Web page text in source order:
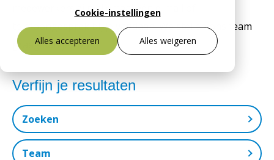
Cookie-instellingen
Alles accepteren Alles weigeren
Bestekservice Stelcon
Downloads
Werken bij
Over Stelcon®
Over Railcon®
Over Divicon®
Medewerkers
Historie
MVO
Veelgestelde vragen
Contact Stelcon®
Contact Railcon®
Contact Divicon®
Openingstijden
medewerkers zijn allemaal één e-mail of
telefoongesprek bij je vandaan. We stellen ons team
graag aan je voor.
Verfijn je resultaten
Zoeken
Team